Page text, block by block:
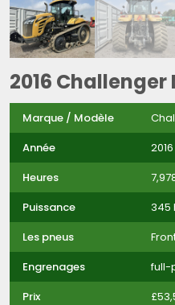
2016 Challenger
Marque / Modèle
Année
2016
Heures
Puissance
345
Les pneus
Engrenages
full-
Prix